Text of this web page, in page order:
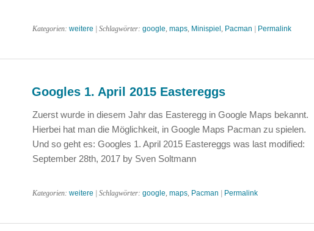
Kategorien: weitere | Schlagwörter: google, maps, Minispiel , Pacman Permalink
Googles 1. April 2015 Eastereggs
Zuerst wurde in diesem Jahr das Easteregg in Google Maps bekannt.
Hierbei hat man die Möglichkeit, in Google Maps Pacman zu spielen.
Und so geht es: Googles 1. April 2015 Eastereggs was last modified:
September 28th, 2017 by Sven Soltmann
Kategorien: weitere | Schlagwörter: google, maps, Pacman Permalink